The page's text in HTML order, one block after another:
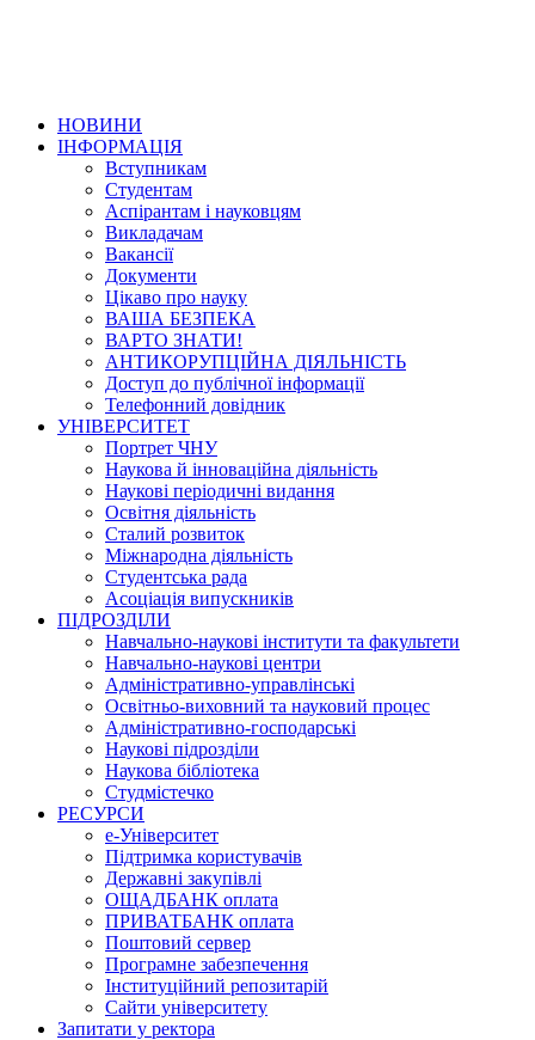
НОВИНИ
ІНФОРМАЦІЯ
Вступникам
Студентам
Аспірантам і науковцям
Викладачам
Вакансії
Документи
Цікаво про науку
ВАША БЕЗПЕКА
ВАРТО ЗНАТИ!
АНТИКОРУПЦІЙНА ДІЯЛЬНІСТЬ
Доступ до публічної інформації
Телефонний довідник
УНІВЕРСИТЕТ
Портрет ЧНУ
Наукова й інноваційна діяльність
Наукові періодичні видання
Освітня діяльність
Сталий розвиток
Міжнародна діяльність
Студентська рада
Асоціація випускників
ПІДРОЗДІЛИ
Навчально-наукові інститути та факультети
Навчально-наукові центри
Адміністративно-управлінські
Освітньо-виховний та науковий процес
Адміністративно-господарські
Наукові підрозділи
Наукова бібліотека
Студмістечко
РЕСУРСИ
е-Університет
Підтримка користувачів
Державні закупівлі
ОЩАДБАНК оплата
ПРИВАТБАНК оплата
Поштовий сервер
Програмне забезпечення
Інституційний репозитарій
Сайти університету
Запитати у ректора